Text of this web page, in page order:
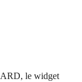
le widget